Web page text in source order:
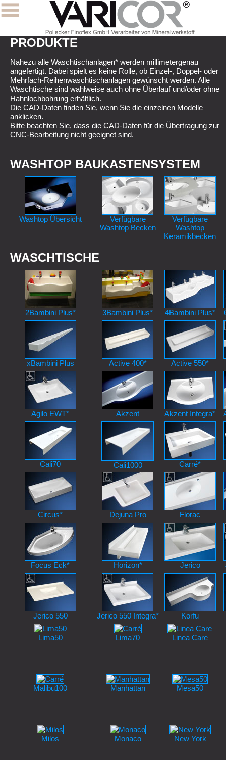
PRODUKTE
Nahezu alle Waschtischanlagen* werden millimetergenau
angefertigt. Dabei spielt es keine Rolle, ob Einzel-, Doppel- oder
Mehrfach-Reihenwaschtischanlagen gewünscht werden. Alle
Waschtische sind wahlweise auch ohne Überlauf und/oder ohne
Hahnlochbohrung erhältlich.
Die CAD-Daten finden Sie, wenn Sie die einzelnen Modelle
anklicken.
Bitte beachten Sie, dass die CAD-Daten für die Übertragung zur
CNC-Bearbeitung nicht geeignet sind.
WASHTOP BAUKASTENSYSTEM
Washtop Übersicht
Verfügbare
Washtop Becken
Verfügbare
Washtop
Keramikbecken
WASCHTISCHE
2Bambini Plus* 3Bambini Plus* 4Bambini Plus*
xBambini Plus Active 400* Active 550*
Agilo EWT* Akzent Akzent Integra*
Cali70 Cali1000 Carré*
Circus* Dejuna Pro Florac
Focus Eck* Horizon* Jerico
Jerico 550 Jerico 550 Integra* Korfu
Lima50 Lima70 Linea Care
Malibu100 Manhattan Mesa50
Milos Monaco New York